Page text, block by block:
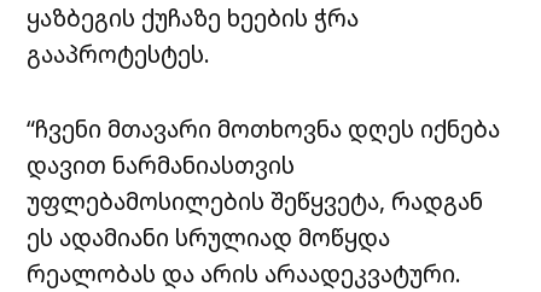
ყაზბეგის ქუჩაზე ხეების ჭრა
გააპროტესტეს.
“ჩვენი მთავარი მოთხოვნა დღეს იქნება
დავით ნარმანიასთვის
უფლებამოსილების შეწყვეტა, რადგან
ეს ადამიანი სრულიად მოწყდა
რეალობას და არის არაადეკვატური.